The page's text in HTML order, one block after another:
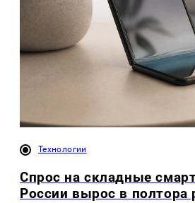
Технологии
Спрос на складные
России вырос в полтора